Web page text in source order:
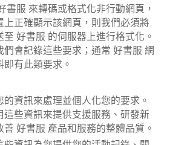
書服 來轉碼或格式化非行動網頁，
上正確顯示該網頁，則我們必須將
好書服 的伺服器上進行格式化。
們會記錄這些要求；通常 好書服 網
有此類要求。
資訊來處理並個人化您的要求。
這些資訊來提供支援服務、研發新
好書服 產品和服務的整體品質。